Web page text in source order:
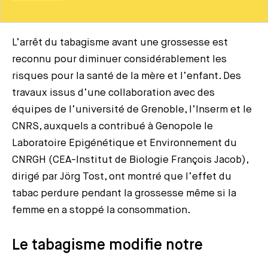
L’arrêt du tabagisme avant une grossesse est
reconnu pour diminuer considérablement les
risques pour la santé de la mère et l’enfant. Des
travaux issus d’une collaboration avec des
équipes de l’université de Grenoble, l’Inserm et le
CNRS, auxquels a contribué à Genopole le
Laboratoire Epigénétique et Environnement du
CNRGH (CEA-Institut de Biologie François Jacob),
dirigé par Jörg Tost, ont montré que l’effet du
tabac perdure pendant la grossesse même si la
femme en a stoppé la consommation.
Le tabagisme modifie notre